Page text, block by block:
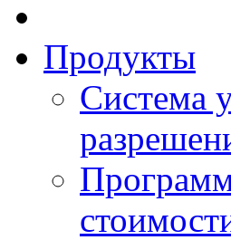
Продукты
Система